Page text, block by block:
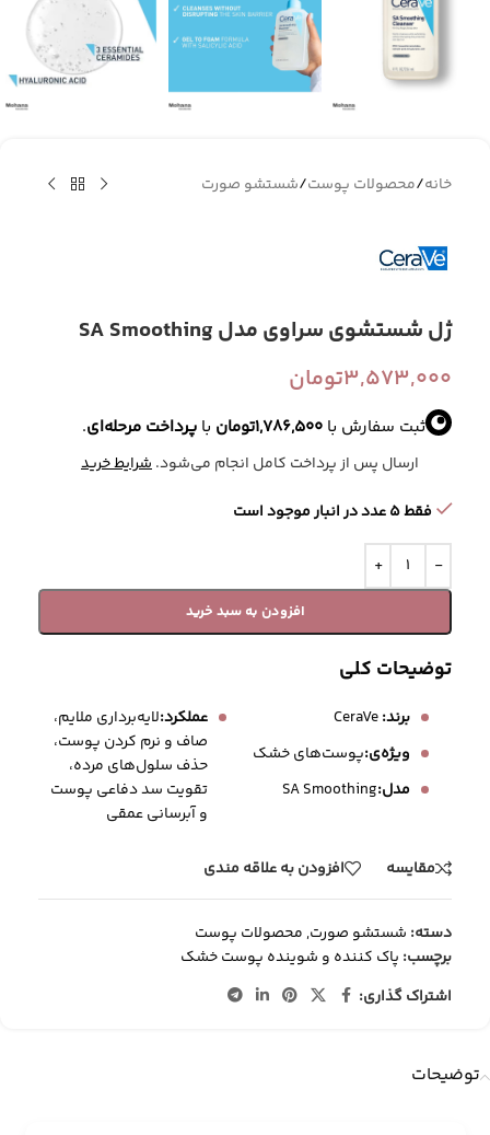
خانه/محصولات پوست/شستشو صورت
ژل شستشوی سراوی مدل SA Smoothing
3,573,000تومان
ثبت سفارش با 1,786,500تومان با پرداخت مرحله‌ای.
ارسال پس از پرداخت کامل انجام می‌شود.شرایط خرید
فقط 5 عدد در انبار موجود است
افزودن به سبد خرید
توضیحات کلی
برند:
ویژه‌ی:پوست‌های خشک
مدل:SA Smoothing
عملکرد:لایه‌برداری ملایم،
صاف و نرم کردن پوست،
حذف سلول‌های مرده،
تقویت سد دفاعی پوست
و آبرسانی عمقی
مقایسه افزودن به علاقه مندی
دسته: شستشو صورت,محصولات پوست
برچسب: پاک کننده و شوینده پوست خشک
اشتراک گذاری:
توضیحات